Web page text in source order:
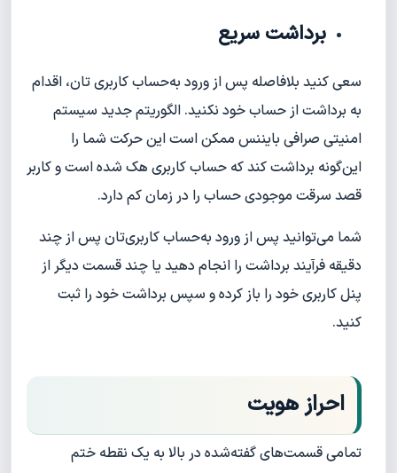
برداشت سریع
سعی کنید بلافاصله پس از ورود به‌حساب کاربری تان، اقدام
به برداشت از حساب خود نکنید. الگوریتم جدید سیستم
امنیتی صرافی بایننس ممکن است این حرکت شما را
این‌گونه برداشت کند که حساب کاربری هک شده است و کاربر
قصد سرقت موجودی حساب را در زمان کم دارد.
شما می‌توانید پس از ورود به‌حساب کاربری‌تان پس از چند
دقیقه فرآیند برداشت را انجام دهید یا چند قسمت دیگر از
پنل کاربری خود را باز کرده و سپس برداشت خود را ثبت
کنید.
احراز هویت
تمامی قسمت‌های گفته‌شده در بالا به یک نقطه ختم